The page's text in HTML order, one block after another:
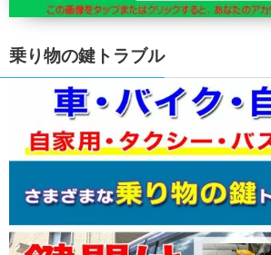
乗り物の鍵トラブル